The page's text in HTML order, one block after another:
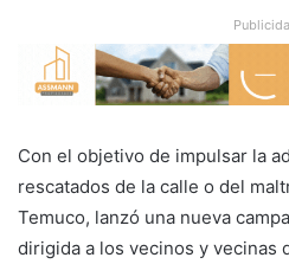
Con el objetivo de impulsar la
rescatados de la calle o del
Temuco, lanzó una nueva
dirigida a los vecinos y vecinas